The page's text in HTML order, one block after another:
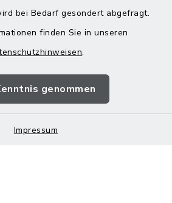
bei Bedarf gesondert abgefragt.
finden Sie in unseren
.
genommen
Impressum
Impressum
Sitemap